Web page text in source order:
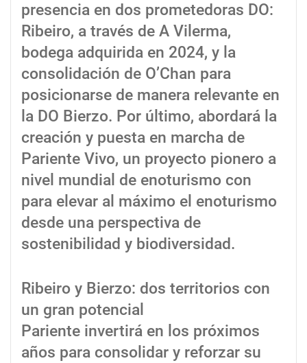
presencia en dos prometedoras DO:
Ribeiro, a través de A Vilerma,
bodega adquirida en 2024, y la
consolidación de O’Chan para
posicionarse de manera relevante en
la DO Bierzo. Por último, abordará la
creación y puesta en marcha de
Pariente Vivo, un proyecto pionero a
nivel mundial de enoturismo con
para elevar al máximo el enoturismo
desde una perspectiva de
sostenibilidad y biodiversidad.
Ribeiro y Bierzo: dos territorios con
un gran potencial
Pariente invertirá en los próximos
años para consolidar y reforzar su